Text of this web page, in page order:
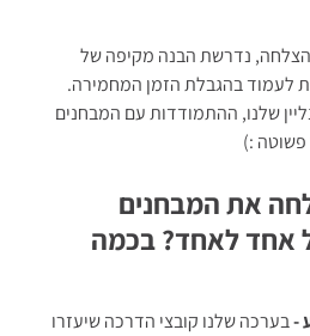
נדרשת הבנה מקיפה של
לעמוד בהגבלת הזמן המחמירה.
שלנו, ההתמודדות עם המבחנים
פשוטה :)
את המבחנים
אחד לאחד? בכמה
-בערכה שלנו קובצי הדרכה שיעזרו